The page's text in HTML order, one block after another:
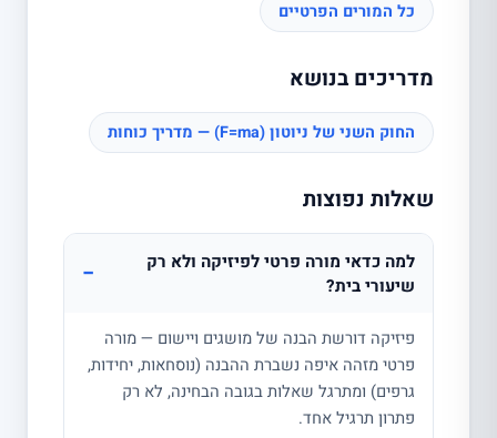
כל המורים הפרטיים
מדריכים בנושא
החוק השני של ניוטון (F=ma) — מדריך כוחות
שאלות נפוצות
למה כדאי מורה פרטי לפיזיקה ולא רק
שיעורי בית?
−
פיזיקה דורשת הבנה של מושגים ויישום — מורה
פרטי מזהה איפה נשברת ההבנה (נוסחאות, יחידות,
גרפים) ומתרגל שאלות בגובה הבחינה, לא רק
פתרון תרגיל אחד.